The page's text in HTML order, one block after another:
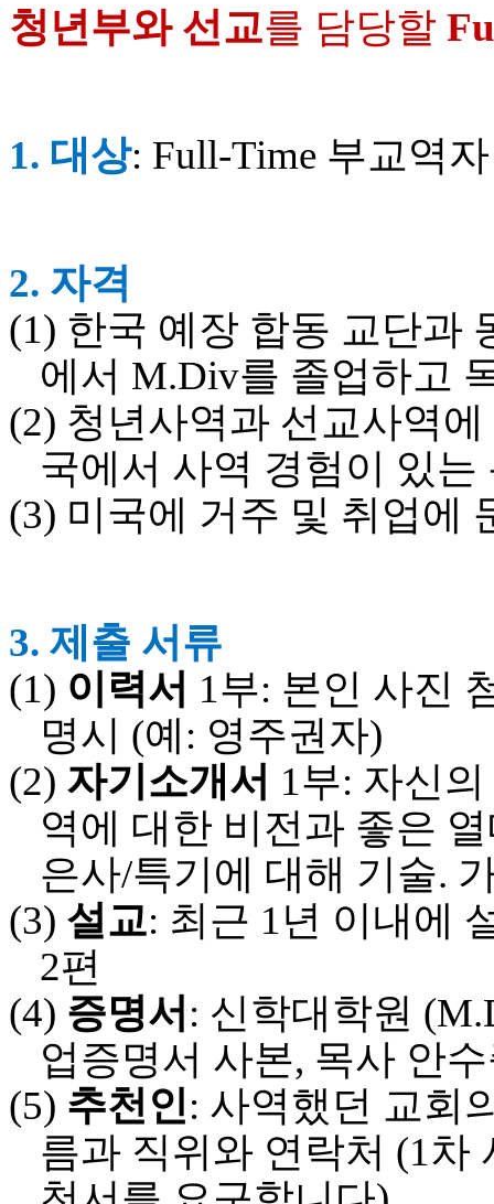
소
minky
안
마
주
야
우
비
아
릴
리
발
기
부
전
약
임
리
아
스
신
제
휴
청년부와 선교를 담당할
1. 대상: Full-Time 부교역자
2. 자격
(1) 한국 예장 합동 교단과
에서 M.Div를 졸업하고
(2) 청년사역과 선교사역
국에서 사역 경험이 있는
(3) 미국에 거주 및 취업에
3. 제출 서류
(1) 이력서 1부: 본인 사진
명시
(예 : 영주권자)
(2) 자기소개서 1부: 자신
역에 대한 비전과 좋은
은사/특기에 대해 기술.
(3) 설교: 최근 1년 이내에
2편
(4) 증명서 : 신학대학원
업증명서 사본, 목사 안
(5) 추천인: 사역했던 교회
름과 직위와 연락처 (1차